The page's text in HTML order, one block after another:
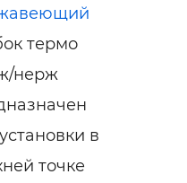
термо
нерж
в
точке